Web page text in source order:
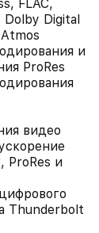
FLAC,
Dolby Digital
и
ProRes
видео
ProRes и
Thunderbolt